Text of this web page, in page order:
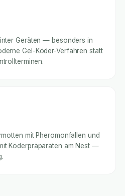
Geräten — besonders in
Gel-Köder-Verfahren statt
mit Pheromonfallen und
Köderpräparaten am Nest —